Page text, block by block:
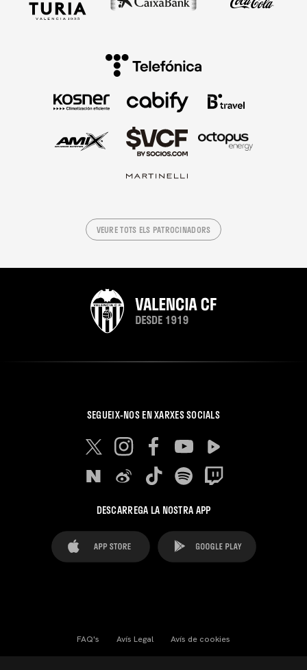
VEURE TOTS ELS PATROCINADORS
SEGUEIX-NOS EN XARXES SOCIALS
DESCARREGA LA NOSTRA APP
FAQ's Avís Legal Avís de cookies